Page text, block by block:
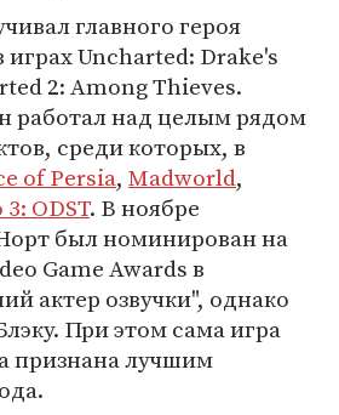
главного героя
Uncharted: Drake's
2: Among Thieves.
работал над целым рядом
среди которых, в
of Persia, Madworld,
ODST. В ноябре
был номинирован на
Game Awards в
актер озвучки", однако
При этом сама игра
признана лучшим